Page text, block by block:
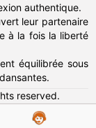
authentique.
leur partenaire
à la fois la liberté
équilibrée sous
reserved.